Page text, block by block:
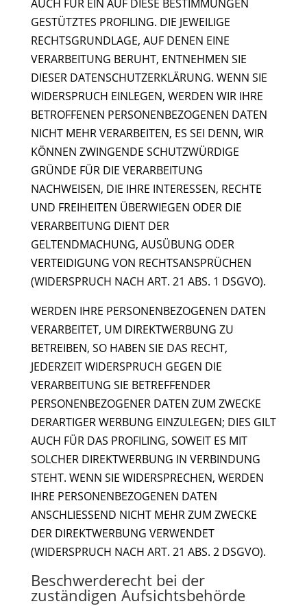
AUCH FÜR EIN AUF DIESE BESTIMMUNGEN
GESTÜTZTES PROFILING. DIE JEWEILIGE
RECHTSGRUNDLAGE, AUF DENEN EINE
VERARBEITUNG BERUHT, ENTNEHMEN SIE
DIESER DATENSCHUTZERKLÄRUNG. WENN SIE
WIDERSPRUCH EINLEGEN, WERDEN WIR IHRE
BETROFFENEN PERSONENBEZOGENEN DATEN
NICHT MEHR VERARBEITEN, ES SEI DENN, WIR
KÖNNEN ZWINGENDE SCHUTZWÜRDIGE
GRÜNDE FÜR DIE VERARBEITUNG
NACHWEISEN, DIE IHRE INTERESSEN, RECHTE
UND FREIHEITEN ÜBERWIEGEN ODER DIE
VERARBEITUNG DIENT DER
GELTENDMACHUNG, AUSÜBUNG ODER
VERTEIDIGUNG VON RECHTSANSPRÜCHEN
(WIDERSPRUCH NACH ART. 21 ABS. 1 DSGVO).
WERDEN IHRE PERSONENBEZOGENEN DATEN
VERARBEITET, UM DIREKTWERBUNG ZU
BETREIBEN, SO HABEN SIE DAS RECHT,
JEDERZEIT WIDERSPRUCH GEGEN DIE
VERARBEITUNG SIE BETREFFENDER
PERSONENBEZOGENER DATEN ZUM ZWECKE
DERARTIGER WERBUNG EINZULEGEN; DIES GILT
AUCH FÜR DAS PROFILING, SOWEIT ES MIT
SOLCHER DIREKTWERBUNG IN VERBINDUNG
STEHT. WENN SIE WIDERSPRECHEN, WERDEN
IHRE PERSONENBEZOGENEN DATEN
ANSCHLIESSEND NICHT MEHR ZUM ZWECKE
DER DIREKTWERBUNG VERWENDET
(WIDERSPRUCH NACH ART. 21 ABS. 2 DSGVO).
Beschwerde­recht bei der
zuständigen Aufsichts­behörde